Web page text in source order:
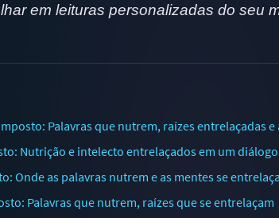
em leituras personalizadas do seu
Palavras que nutrem, raízes entrelaçadas e
Nutrição e intelecto entrelaçados em um
Onde as palavras nutrem e as mentes se
Palavras que nutrem, raízes que se entrelaçam